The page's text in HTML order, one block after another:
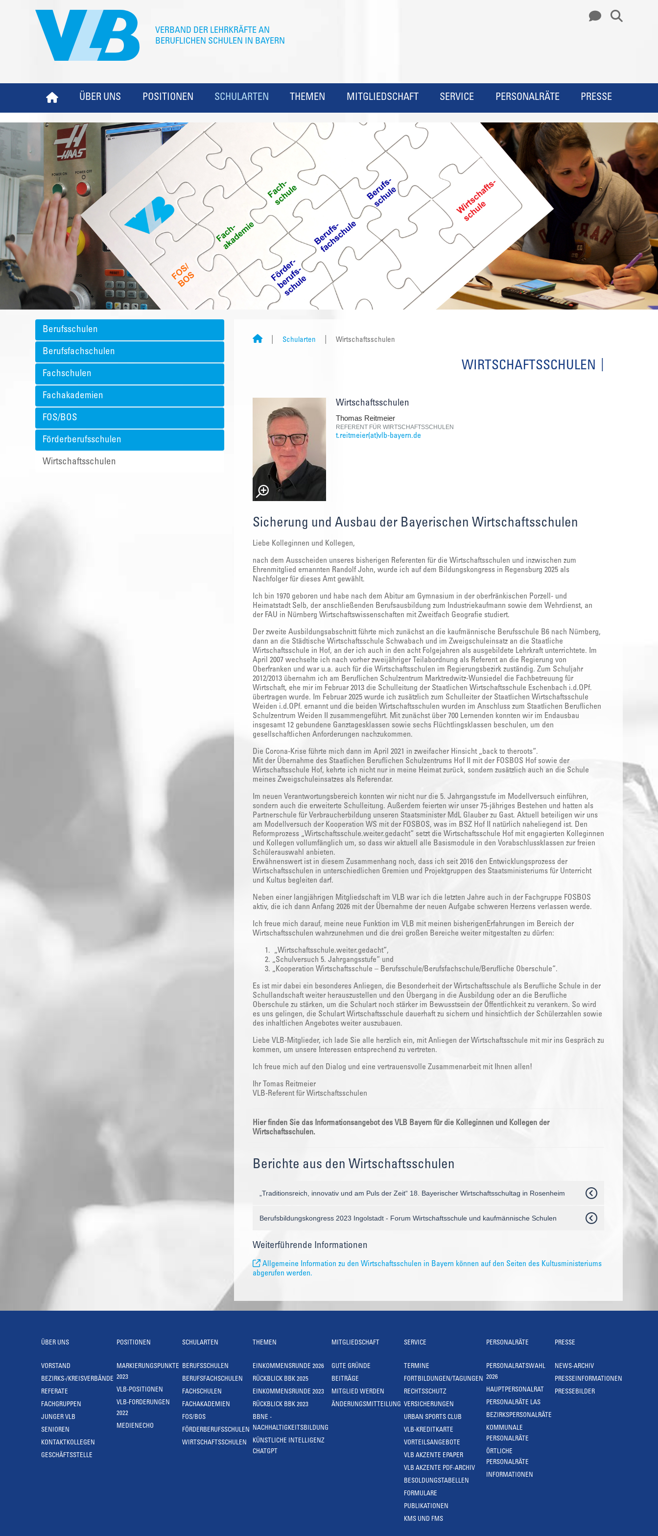
ÜBER UNS POSITIONEN SCHULARTEN THEMEN MITGLIEDSCHAFT SERVICE PERSONALRÄTE PRESSE
Berufsschulen
Berufsfachschulen
Fachschulen
Fachakademien
FOS/BOS
Förderberufsschulen
Wirtschaftsschulen
Schularten Wirtschaftsschulen
WIRTSCHAFTSSCHULEN
Wirtschaftsschulen
Thomas Reitmeier
REFERENT FÜR WIRTSCHAFTSSCHULEN
t.reitmeier(at)vlb-bayern.de
Sicherung und Ausbau der Bayerischen Wirtschaftsschulen
Liebe Kolleginnen und Kollegen,
nach dem Ausscheiden unseres bisherigen Referenten für die Wirtschaftsschulen und inzwischen zum
Ehrenmitglied ernannten Randolf John, wurde ich auf dem Bildungskongress in Regensburg 2025 als
Nachfolger für dieses Amt gewählt.
Ich bin 1970 geboren und habe nach dem Abitur am Gymnasium in der oberfränkischen Porzell- und
Heimatstadt Selb, der anschließenden Berufsausbildung zum Industriekaufmann sowie dem Wehrdienst, an
der FAU in Nürnberg Wirtschaftswissenschaften mit Zweitfach Geografie studiert.
Der zweite Ausbildungsabschnitt führte mich zunächst an die kaufmännische Berufsschule B6 nach Nürnberg,
dann an die Städtische Wirtschaftsschule Schwabach und im Zweigschuleinsatz an die Staatliche
Wirtschaftsschule in Hof, an der ich auch in den acht Folgejahren als ausgebildete Lehrkraft unterrichtete. Im
April 2007 wechselte ich nach vorher zweijähriger Teilabordnung als Referent an die Regierung von
Oberfranken und war u.a. auch für die Wirtschaftsschulen im Regierungsbezirk zuständig. Zum Schuljahr
2012/2013 übernahm ich am Beruflichen Schulzentrum Marktredwitz-Wunsiedel die Fachbetreuung für
Wirtschaft, ehe mir im Februar 2013 die Schulleitung der Staatlichen Wirtschaftsschule Eschenbach i.d.OPf.
übertragen wurde. Im Februar 2025 wurde ich zusätzlich zum Schulleiter der Staatlichen Wirtschaftsschule
Weiden i.d.OPf. ernannt und die beiden Wirtschaftsschulen wurden im Anschluss zum Staatlichen Beruflichen
Schulzentrum Weiden II zusammengeführt. Mit zunächst über 700 Lernenden konnten wir im Endausbau
insgesamt 12 gebundene Ganztagesklassen sowie sechs Flüchtlingsklassen beschulen, um den
gesellschaftlichen Anforderungen nachzukommen.
Die Corona-Krise führte mich dann im April 2021 in zweifacher Hinsicht „back to theroots“.
Mit der Übernahme des Staatlichen Beruflichen Schulzentrums Hof II mit der FOSBOS Hof sowie der
Wirtschaftsschule Hof, kehrte ich nicht nur in meine Heimat zurück, sondern zusätzlich auch an die Schule
meines Zweigschuleinsatzes als Referendar.
Im neuen Verantwortungsbereich konnten wir nicht nur die 5. Jahrgangsstufe im Modellversuch einführen,
sondern auch die erweiterte Schulleitung. Außerdem feierten wir unser 75-jähriges Bestehen und hatten als
Partnerschule für Verbraucherbildung unseren Staatsminister MdL Glauber zu Gast. Aktuell beteiligen wir uns
am Modellversuch der Kooperation WS mit der FOSBOS, was im BSZ Hof II natürlich naheliegend ist. Den
Reformprozess „Wirtschaftsschule.weiter.gedacht“ setzt die Wirtschaftsschule Hof mit engagierten Kolleginnen
und Kollegen vollumfänglich um, so dass wir aktuell alle Basismodule in den Vorabschlussklassen zur freien
Schülerauswahl anbieten.
Erwähnenswert ist in diesem Zusammenhang noch, dass ich seit 2016 den Entwicklungsprozess der
Wirtschaftsschulen in unterschiedlichen Gremien und Projektgruppen des Staatsministeriums für Unterricht
und Kultus begleiten darf.
Neben einer langjährigen Mitgliedschaft im VLB war ich die letzten Jahre auch in der Fachgruppe FOSBOS
aktiv, die ich dann Anfang 2026 mit der Übernahme der neuen Aufgabe schweren Herzens verlassen werde.
Ich freue mich darauf, meine neue Funktion im VLB mit meinen bisherigenErfahrungen im Bereich der
Wirtschaftsschulen wahrzunehmen und die drei großen Bereiche weiter mitgestalten zu dürfen:
„Wirtschaftsschule.weiter.gedacht“,
„Schulversuch 5. Jahrgangsstufe“ und
„Kooperation Wirtschaftsschule – Berufsschule/Berufsfachschule/Berufliche Oberschule“.
Es ist mir dabei ein besonderes Anliegen, die Besonderheit der Wirtschaftsschule als Berufliche Schule in der
Schullandschaft weiter herauszustellen und den Übergang in die Ausbildung oder an die Berufliche
Oberschule zu stärken, um die Schulart noch stärker im Bewusstsein der Öffentlichkeit zu verankern. So wird
es uns gelingen, die Schulart Wirtschaftsschule dauerhaft zu sichern und hinsichtlich der Schülerzahlen sowie
des inhaltlichen Angebotes weiter auszubauen.
Liebe VLB-Mitglieder, ich lade Sie alle herzlich ein, mit Anliegen der Wirtschaftsschule mit mir ins Gespräch zu
kommen, um unsere Interessen entsprechend zu vertreten.
Ich freue mich auf den Dialog und eine vertrauensvolle Zusammenarbeit mit Ihnen allen!
Ihr Tomas Reitmeier
VLB-Referent für Wirtschaftsschulen
Hier finden Sie das Informationsangebot des VLB Bayern für die Kolleginnen und Kollegen der
Wirtschaftsschulen.
Berichte aus den Wirtschaftsschulen
„Traditionsreich, innovativ und am Puls der Zeit“ 18. Bayerischer Wirtschaftsschultag in Rosenheim
Berufsbildungskongress 2023 Ingolstadt - Forum Wirtschaftsschule und kaufmännische Schulen
Weiterführende Informationen
Allgemeine Information zu den Wirtschaftsschulen in Bayern können auf den Seiten des Kultusministeriums
abgerufen werden.
ÜBER UNS
VORSTAND
BEZIRKS-/KREISVERBÄNDE
REFERATE
FACHGRUPPEN
JUNGER VLB
SENIOREN
KONTAKTKOLLEGEN
GESCHÄFTSSTELLE
POSITIONEN
MARKIERUNGSPUNKTE
2023
VLB-POSITIONEN
VLB-FORDERUNGEN
2022
MEDIENECHO
SCHULARTEN
BERUFSSCHULEN
BERUFSFACHSCHULEN
FACHSCHULEN
FACHAKADEMIEN
FOS/BOS
FÖRDERBERUFSSCHULEN
WIRTSCHAFTSSCHULEN
THEMEN
EINKOMMENSRUNDE 2026
RÜCKBLICK BBK 2025
EINKOMMENSRUNDE 2023
RÜCKBLICK BBK 2023
BBNE -
NACHHALTIGKEITSBILDUNG
KÜNSTLICHE INTELLIGENZ
CHATGPT
MITGLIEDSCHAFT
GUTE GRÜNDE
BEITRÄGE
MITGLIED WERDEN
ÄNDERUNGSMITTEILUNG
SERVICE
TERMINE
FORTBILDUNGEN/TAGUNGEN
RECHTSSCHUTZ
VERSICHERUNGEN
URBAN SPORTS CLUB
VLB-KREDITKARTE
VORTEILSANGEBOTE
VLB AKZENTE EPAPER
VLB AKZENTE PDF-ARCHIV
BESOLDUNGSTABELLEN
FORMULARE
PUBLIKATIONEN
KMS UND FMS
PERSONALRÄTE
PERSONALRATSWAHL
2026
HAUPTPERSONALRAT
PERSONALRÄTE LAS
BEZIRKSPERSONALRÄTE
KOMMUNALE
PERSONALRÄTE
ÖRTLICHE
PERSONALRÄTE
INFORMATIONEN
PRESSE
NEWS-ARCHIV
PRESSEINFORMATIONEN
PRESSEBILDER